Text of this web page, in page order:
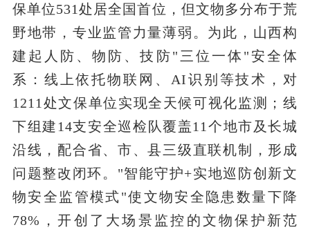
保单位531处居全国首位，但文物多分布于荒
野地带，专业监管力量薄弱。为此，山西构
建起人防、物防、技防"三位一体"安全体
系：线上依托物联网、AI识别等技术，对
1211处文保单位实现全天候可视化监测；线
下组建14支安全巡检队覆盖11个地市及长城
沿线，配合省、市、县三级直联机制，形成
问题整改闭环。"智能守护+实地巡防创新文
物安全监管模式"使文物安全隐患数量下降
78%，开创了大场景监控的文物保护新范